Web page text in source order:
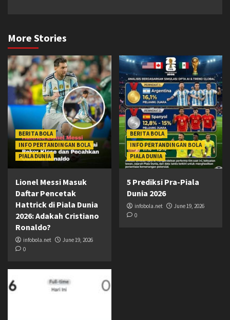
More Stories
BERITA BOLA
INFO PERTANDINGAN BOLA
PIALA DUNIA
Lionel Messi Masuk
Daftar Pencetak
Hattrick di Piala Dunia
2026: Adakah Cristiano
Ronaldo?
infobola.net
June 19, 2026
0
BERITA BOLA
INFO PERTANDINGAN BOLA
PIALA DUNIA
5 Prediksi Pra-Piala
Dunia 2026
infobola.net
June 19, 2026
0